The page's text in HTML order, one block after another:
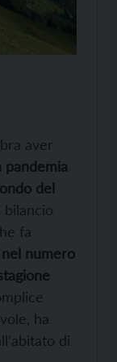
aver
pandemia
del
bilancio
fa
numero
ha
di